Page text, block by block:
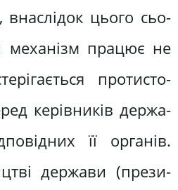
внаслідок цього сьо­
механізм працює не
протисто­
керівників держа­
її органів.
держави (прези­